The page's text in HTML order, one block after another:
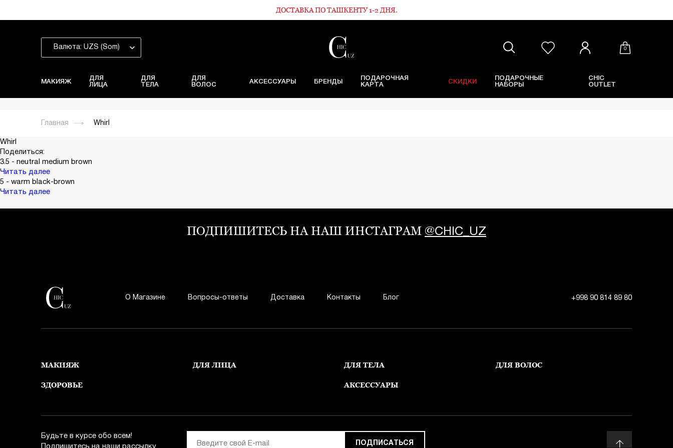
ДОСТАВКА ПО ТАШКЕНТУ 1-2 ДНЯ.
Валюта: UZS (Som) 0
МАКИЯЖ
ДЛЯ
ЛИЦА
ДЛЯ
ТЕЛА
ДЛЯ
ВОЛОС
АКСЕССУАРЫ БРЕНДЫ
ПОДАРОЧНАЯ
КАРТА
СКИДКИ
ПОДАРОЧНЫЕ
НАБОРЫ
CHIC
OUTLET
Главная Whirl
Whirl
Поделиться:
3.5 - neutral medium brown
Читать далее
5 - warm black-brown
Читать далее
ПОДПИШИТЕСЬ НА НАШ ИНСТАГРАМ @CHIC_UZ
О Магазине Вопросы-ответы Доставка Контакты Блог +998 90 814 89 80
МАКИЯЖ ДЛЯ ЛИЦА ДЛЯ ТЕЛА ДЛЯ ВОЛОС
ЗДОРОВЬЕ АКСЕССУАРЫ
Будьте в курсе обо всем!
Подпишитесь на наши рассылку
ПОДПИСАТЬСЯ